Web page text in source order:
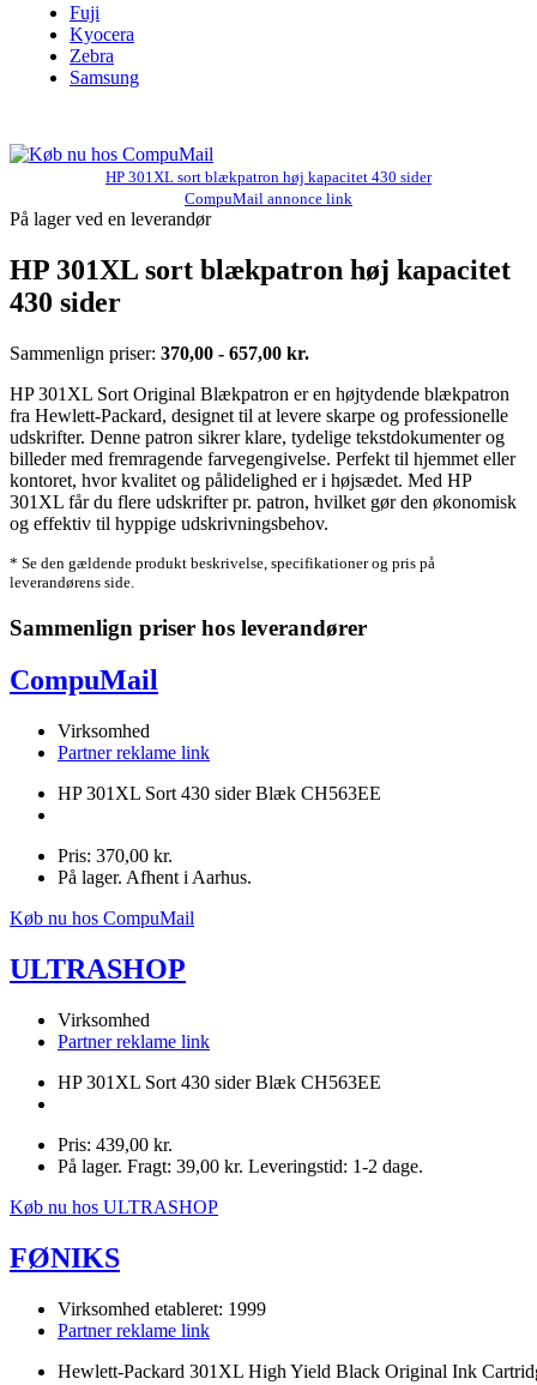
Fuji
Kyocera
Zebra
Samsung
HP 301XL sort blækpatron høj kapacitet 430 sider
CompuMail annonce link
På lager ved en leverandør
HP 301XL sort blækpatron høj kapacitet
430 sider
Sammenlign priser: 370,00 - 657,00 kr.
HP 301XL Sort Original Blækpatron er en højtydende blækpatron
fra Hewlett-Packard, designet til at levere skarpe og professionelle
udskrifter. Denne patron sikrer klare, tydelige tekstdokumenter og
billeder med fremragende farvegengivelse. Perfekt til hjemmet eller
kontoret, hvor kvalitet og pålidelighed er i højsædet. Med HP
301XL får du flere udskrifter pr. patron, hvilket gør den økonomisk
og effektiv til hyppige udskrivningsbehov.
* Se den gældende produkt beskrivelse, specifikationer og pris på
leverandørens side.
Sammenlign priser hos leverandører
CompuMail
Virksomhed
Partner reklame link
HP 301XL Sort 430 sider Blæk CH563EE
Pris: 370,00 kr.
På lager. Afhent i Aarhus.
Køb nu hos CompuMail
ULTRASHOP
Virksomhed
Partner reklame link
HP 301XL Sort 430 sider Blæk CH563EE
Pris: 439,00 kr.
På lager. Fragt: 39,00 kr. Leveringstid: 1-2 dage.
Køb nu hos ULTRASHOP
FØNIKS
Virksomhed etableret: 1999
Partner reklame link
Hewlett-Packard 301XL High Yield Black Original Ink